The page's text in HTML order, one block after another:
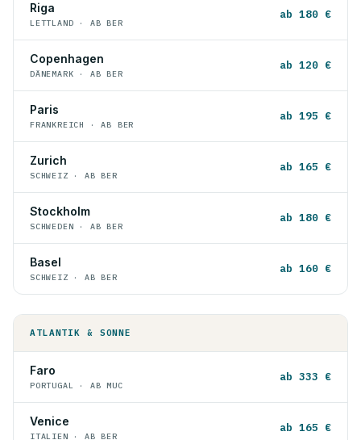
Riga
LETTLAND · AB BER
ab 180 €
Copenhagen
DÄNEMARK · AB BER
ab 120 €
Paris
FRANKREICH · AB BER
ab 195 €
Zurich
SCHWEIZ · AB BER
ab 165 €
Stockholm
SCHWEDEN · AB BER
ab 180 €
Basel
SCHWEIZ · AB BER
ab 160 €
ATLANTIK & SONNE
Faro
PORTUGAL · AB MUC
ab 333 €
Venice
ITALIEN · AB BER
ab 165 €